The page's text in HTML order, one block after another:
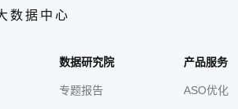
数据中心
数据研究院
专题报告
产品服务
ASO优化